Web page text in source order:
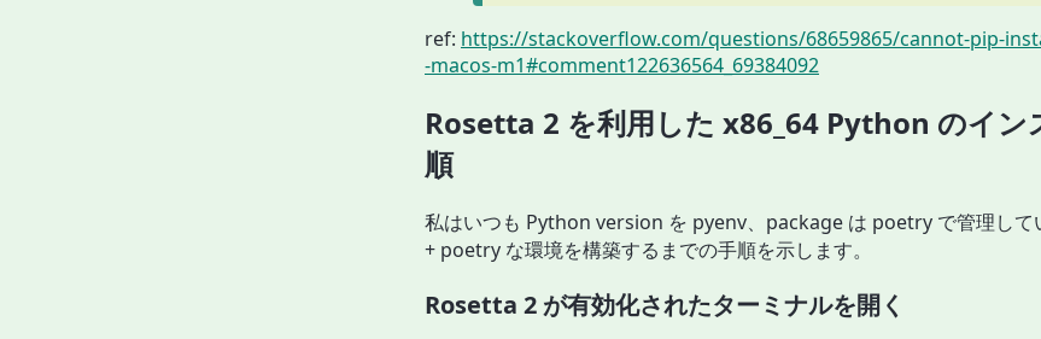
ref: https://stackoverflow.com/questions/68659865/cannot-pip-
-macos-m1#comment122636564_69384092
Rosetta 2 を利用した x86_64 Python のイン
順
私はいつも Python version を pyenv、package は poetry で管理して
+ poetry な環境を構築するまでの手順を示します。
Rosetta 2 が有効化されたターミナルを開く